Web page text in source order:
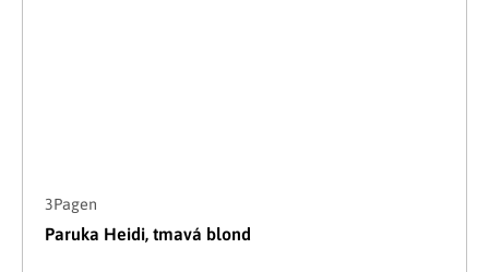
3Pagen
Paruka Heidi, tmavá blond